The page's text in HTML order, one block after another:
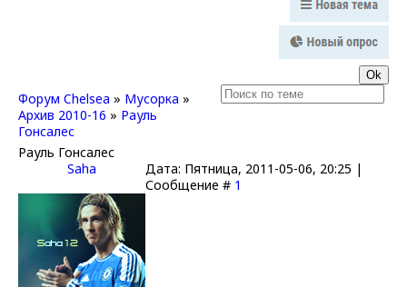
Форум Chelsea » Мусорка »
Архив 2010-16 » Рауль
Гонсалес
Рауль Гонсалес
Saha
Дата: Пятница, 2011-05-06, 20:25 |
Сообщение # 1